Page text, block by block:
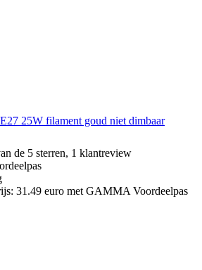
25W filament goud niet dimbaar
de 5 sterren, 1 klantreview
31.49 euro met GAMMA Voordeelpas